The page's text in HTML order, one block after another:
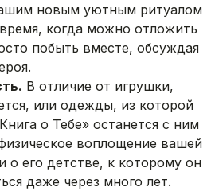
новым уютным ритуалом
когда можно отложить
побыть вместе, обсуждая
В отличие от игрушки,
или одежды, из которой
о Тебе» останется с ним
воплощение вашей
о его детстве, к которому он
даже через много лет.